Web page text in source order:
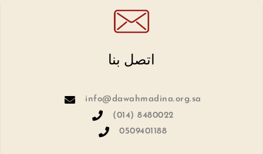
اتصل بنا
info@dawahmadina.org.sa
(014) 8480022
0509401188